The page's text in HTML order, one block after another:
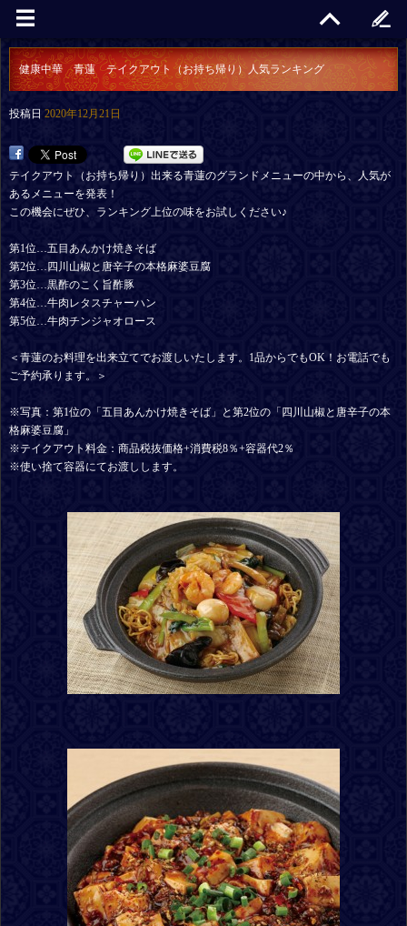
健康中華 青蓮 テイクアウト（お持ち帰り）人気ランキング
投稿日 2020年12月21日
テイクアウト（お持ち帰り）出来る青蓮のグランドメニューの中から、人気が
あるメニューを発表！
この機会にぜひ、ランキング上位の味をお試しください♪
第1位…五目あんかけ焼きそば
第2位…四川山椒と唐辛子の本格麻婆豆腐
第3位…黒酢のこく旨酢豚
第4位…牛肉レタスチャーハン
第5位…牛肉チンジャオロース
＜青蓮のお料理を出来立てでお渡しいたします。1品からでもOK！お電話でも
ご予約承ります。＞
※写真：第1位の「五目あんかけ焼きそば」と第2位の「四川山椒と唐辛子の本
格麻婆豆腐」
※テイクアウト料金：商品税抜価格+消費税8％+容器代2％
※使い捨て容器にてお渡しします。